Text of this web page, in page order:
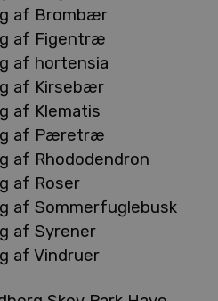
af Brombær
af Figentræ
af hortensia
af Kirsebær
af Klematis
af Pæretræ
af Rhododendron
af Roser
af Sommerfuglebusk
af Syrener
af Vindruer